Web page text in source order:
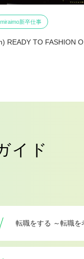
miraimo新卒仕事
READY TO FASHION
イド
転職をする ～転職